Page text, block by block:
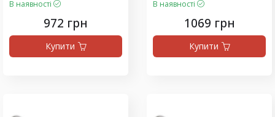
В наявності
972 грн
Купити
В наявності
1069 грн
Купити